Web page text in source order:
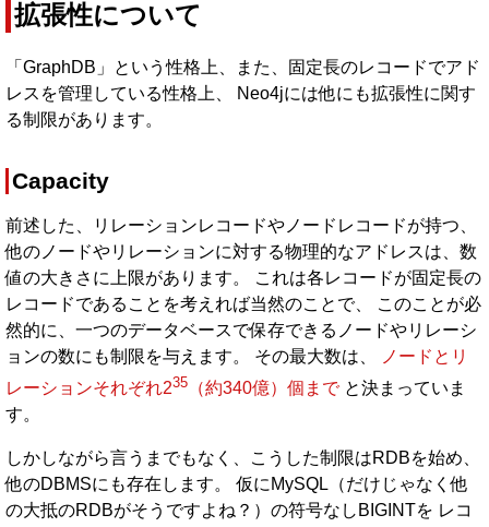
拡張性について
「GraphDB」という性格上、また、固定長のレコードでアド
レスを管理している性格上、 Neo4jには他にも拡張性に関す
る制限があります。
Capacity
前述した、リレーションレコードやノードレコードが持つ、
他のノードやリレーションに対する物理的なアドレスは、数
値の大きさに上限があります。 これは各レコードが固定長の
レコードであることを考えれば当然のことで、 このことが必
然的に、一つのデータベースで保存できるノードやリレーシ
ョンの数にも制限を与えます。 その最大数は、
ノードとリ
レーションそれぞれ235 （約340億）個までと決まっていま
す。
しかしながら言うまでもなく、こうした制限はRDBを始め、
他のDBMSにも存在します。 仮にMySQL（だけじゃなく他
の大抵のRDBがそうですよね？）の符号なしBIGINTを レコ